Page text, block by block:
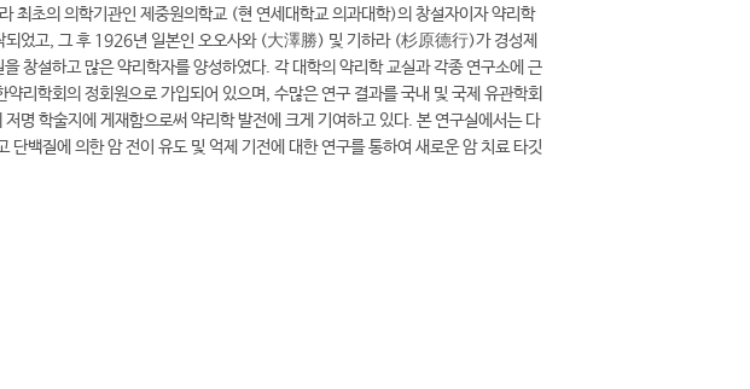
최초의 의학기관인 제중원의학교 (현 연세대학교 의과대학)의 창설자이자 약리학
었고, 그 후 1926년 일본인 오오사와 (大澤勝) 및 기하라 (杉原德行)가 경성제
창설하고 많은 약리학자를 양성하였다. 각 대학의 약리학 교실과 각종 연구소에 근
리학회의 정회원으로 가입되어 있으며, 수많은 연구 결과를 국내 및 국제 유관학회
명 학술지에 게재함으로써 약리학 발전에 크게 기여하고 있다. 본 연구실에서는 다
단백질에 의한 암 전이 유도 및 억제 기전에 대한 연구를 통하여 새로운 암 치료 타깃